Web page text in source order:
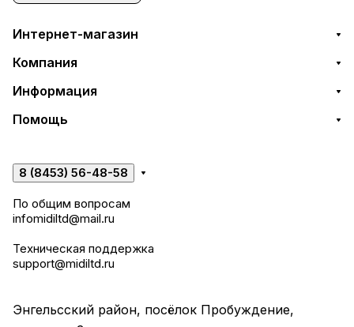
Интернет-магазин
Компания
Информация
Помощь
8 (8453) 56-48-58
По общим вопросам
infomidiltd@mail.ru
Техническая поддержка
support@midiltd.ru
Энгельсский район, посёлок Пробуждение,